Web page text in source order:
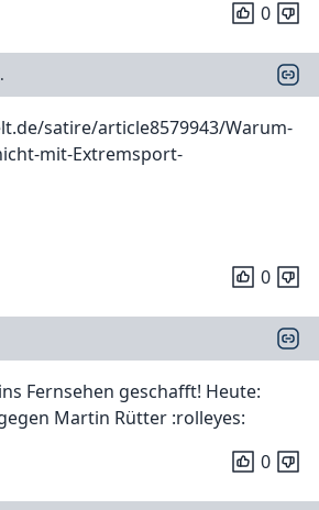
0
satire/article8579943/Warum-
mit-Extremsport-
0
Fernsehen geschafft! Heute:
Martin Rütter :rolleyes:
0